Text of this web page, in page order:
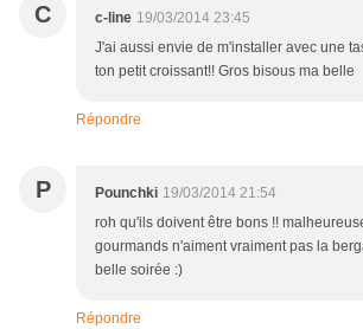
C c-line 19/03/2014 23:45
J'ai aussi envie de m'installer avec une
ton petit croissant!! Gros bisous ma belle
Répondre
P Pounchki 19/03/2014 21:54
roh qu'ils doivent être bons !!
gourmands n'aiment vraiment pas la
belle soirée :)
Répondre